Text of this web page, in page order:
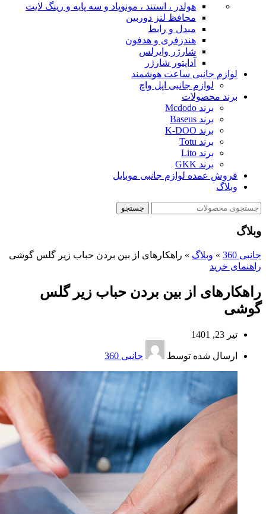
هولدر ، استند ، مونوپاد و سه پایه و رینگ لایت
محافظ لنز دوربین
مبدل و رابط
هندزفری و هدفون
شارژر وایرلس
آداپتور شارژر
لوازم جانبی ساعت هوشمند
لوازم جانبی اپل واچ
برند محصولات
برند Mcdodo
برند Baseus
برند K-DOO
برند Totu
برند Lito
برند GKK
فروش عمده لوازم جانبی موبایل
وبلاگ
جستجو
وبلاگ
جانبی 360 » وبلاگ » راهکارهای از بین بردن حباب زیر گلس گوشی
راهنمای خرید
راهکارهای از بین بردن حباب زیر گلس
گوشی
تیر 23, 1401
ارسال شده توسط جانبی 360